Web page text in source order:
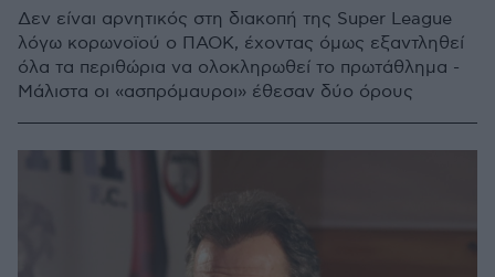
Δεν είναι αρνητικός στη διακοπή της Super League
λόγω κορωνοϊού ο ΠΑΟΚ, έχοντας όμως εξαντληθεί
όλα τα περιθώρια να ολοκληρωθεί το πρωτάθλημα -
Μάλιστα οι «ασπρόμαυροι» έθεσαν δύο όρους